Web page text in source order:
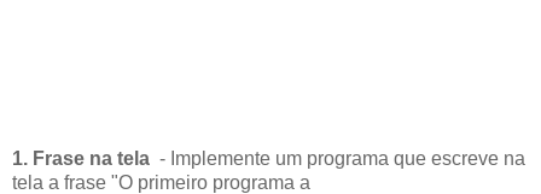
1. Frase na tela - Implemente um programa que escreve na
tela a frase "O primeiro programa a